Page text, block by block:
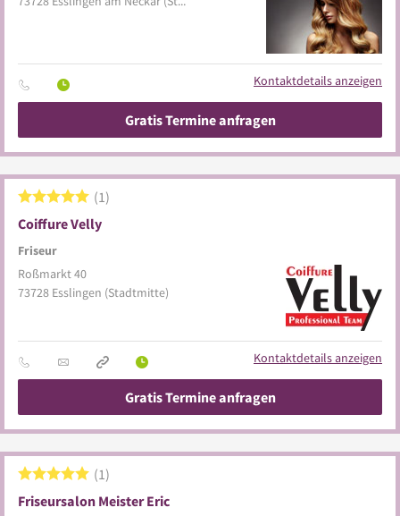
Kontaktdetails anzeigen
Gratis Termine anfragen
Coiffure Velly
Friseur
1
Roßmarkt 40
73728 Esslingen (Stadtmitte)
Kontaktdetails anzeigen
Gratis Termine anfragen
Friseursalon Meister Eric
1